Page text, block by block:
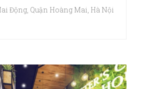
Động, Quận Hoàng Mai, Hà Nội